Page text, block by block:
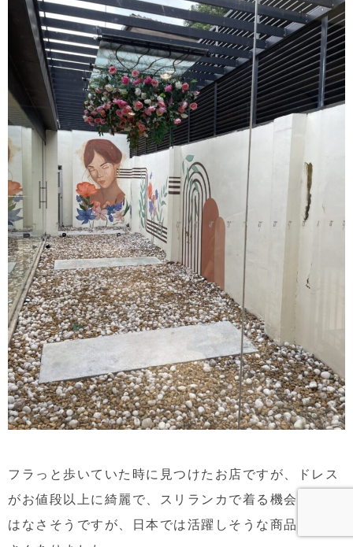
フラっと歩いていた時に見つけたお店ですが、ドレス
がお値段以上に綺麗で、スリランカで着る機会は普段
はなさそうですが、日本では活躍しそうな商品がたく